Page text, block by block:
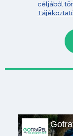
céljából